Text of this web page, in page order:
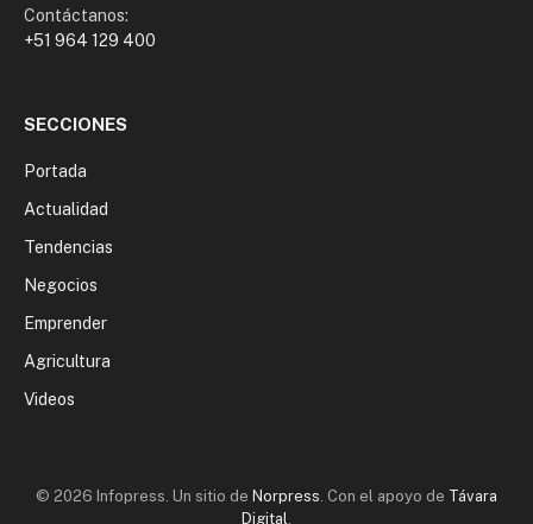
Contáctanos:
+51 964 129 400
SECCIONES
Portada
Actualidad
Tendencias
Negocios
Emprender
Agricultura
Videos
© 2026 Infopress. Un sitio de Norpress . Con el apoyo de Távara
Digital